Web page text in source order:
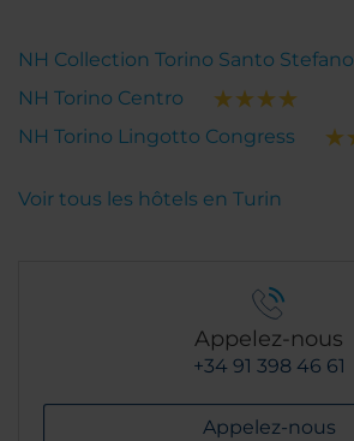
NH Collection Torino Santo Stefano
NH Torino Centro
NH Torino Lingotto Congress
Voir tous les hôtels en Turin
Appelez-nous
+34 91 398 46 61
Appelez-nous